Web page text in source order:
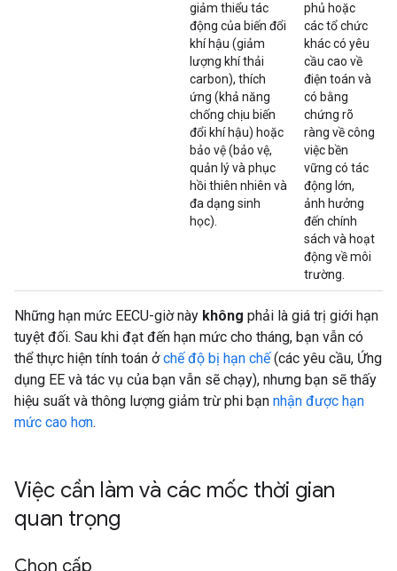
giảm thiểu tác
động của biến đổi
khí hậu (giảm
lượng khí thải
carbon), thích
ứng (khả năng
chống chịu biến
đổi khí hậu) hoặc
bảo vệ (bảo vệ,
quản lý và phục
hồi thiên nhiên và
đa dạng sinh
học).
phủ hoặc
các tổ chức
khác có yêu
cầu cao về
điện toán và
có bằng
chứng rõ
ràng về công
việc bền
vững có tác
động lớn,
ảnh hưởng
đến chính
sách và hoạt
động về môi
trường.
Những hạn mức EECU-giờ này không phải là giá trị giới hạn
tuyệt đối. Sau khi đạt đến hạn mức cho tháng, bạn vẫn có
thể thực hiện tính toán ởchế độ bị hạn chế(các yêu cầu, Ứng
dụng EE và tác vụ của bạn vẫn sẽ chạy), nhưng bạn sẽ thấy
hiệu suất và thông lượng giảm trừ phi bạn nhận được hạn
mức cao hơn.
Việc cần làm và các mốc thời gian
quan trọng
Chọn cấp